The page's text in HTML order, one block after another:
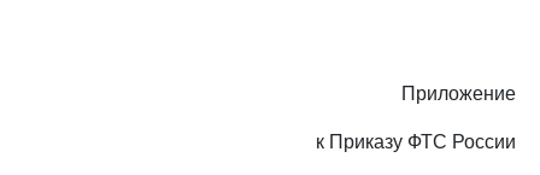
Приложение
к Приказу ФТС России